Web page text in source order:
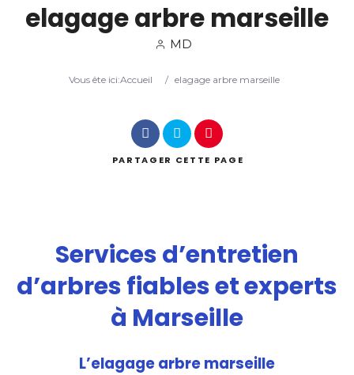
Recherche
elagage arbre marseille
MD
Vous ête ici:Accueil / elagage arbre marseille
PARTAGER CETTE PAGE
Services d’entretien
d’arbres fiables et experts
à Marseille
L’elagage arbre marseille